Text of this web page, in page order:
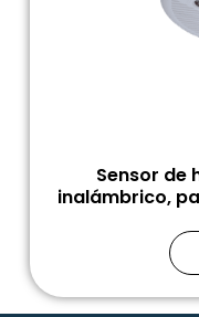
Sensor de
inalámbrico,